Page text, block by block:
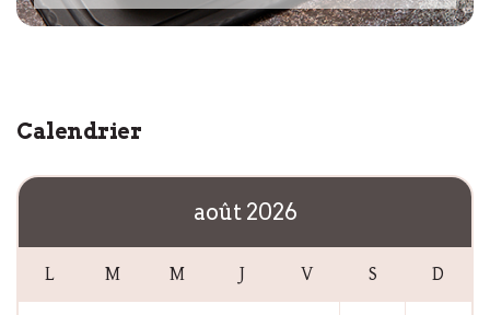
Calendrier
août 2026
L M M J V S D